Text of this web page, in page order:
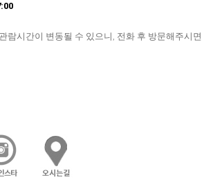
람시간이 변동될 수 있으니, 전화 후 방문해주시면